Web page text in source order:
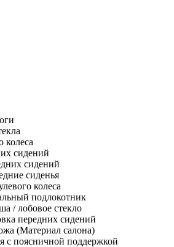
колеса
сидений
сидений
сиденья
колеса
подлокотник
/ лобовое стекло
передних сидений
(Материал салона)
с поясничной поддержкой